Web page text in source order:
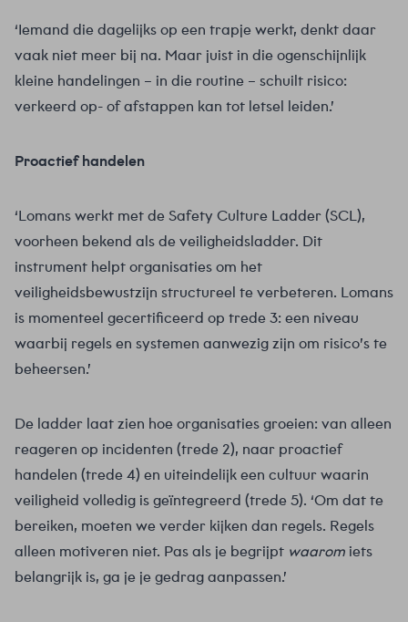
‘Iemand die dagelijks op een trapje werkt, denkt daar
vaak niet meer bij na. Maar juist in die ogenschijnlijk
kleine handelingen – in die routine – schuilt risico:
verkeerd op- of afstappen kan tot letsel leiden.’
Proactief handelen
‘Lomans werkt met de Safety Culture Ladder (SCL),
voorheen bekend als de veiligheidsladder. Dit
instrument helpt organisaties om het
veiligheidsbewustzijn structureel te verbeteren. Lomans
is momenteel gecertificeerd op trede 3: een niveau
waarbij regels en systemen aanwezig zijn om risico’s te
beheersen.’
De ladder laat zien hoe organisaties groeien: van alleen
reageren op incidenten (trede 2), naar proactief
handelen (trede 4) en uiteindelijk een cultuur waarin
veiligheid volledig is geïntegreerd (trede 5). ‘Om dat te
bereiken, moeten we verder kijken dan regels. Regels
alleen motiveren niet. Pas als je begrijpt waarom iets
belangrijk is, ga je je gedrag aanpassen.’